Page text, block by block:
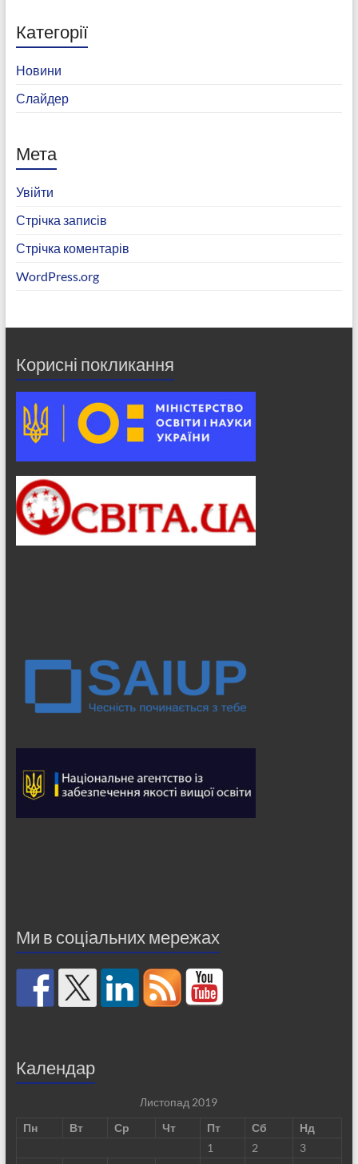
Категорії
Новини
Слайдер
Мета
Увійти
Стрічка записів
Стрічка коментарів
WordPress.org
Корисні покликання
Ми в соціальних мережах
Календар
Листопад 2019
Пн
Вт Ср Чт Пт Сб
Нд
1
2
3